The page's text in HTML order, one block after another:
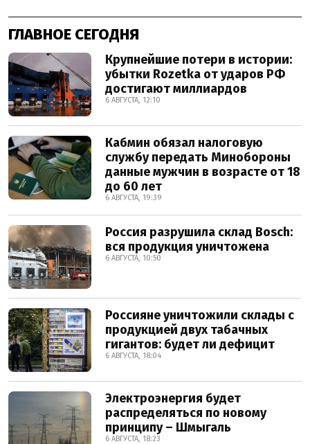
ГЛАВНОЕ СЕГОДНЯ
Крупнейшие потери в истории:
убытки Rozetka от ударов РФ
достигают миллиардов
6 АВГУСТА, 12:10
Кабмин обязал налоговую
службу передать Минобороны
данные мужчин в возрасте от 18
до 60 лет
6 АВГУСТА, 19:39
Россия разрушила склад Bosch:
вся продукция уничтожена
6 АВГУСТА, 10:50
Россияне уничтожили склады с
продукцией двух табачных
гигантов: будет ли дефицит
6 АВГУСТА, 18:04
Электроэнергия будет
распределяться по новому
принципу – Шмыгаль
6 АВГУСТА, 18:23